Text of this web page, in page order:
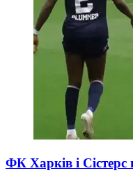
ФК Харків і Сістерс